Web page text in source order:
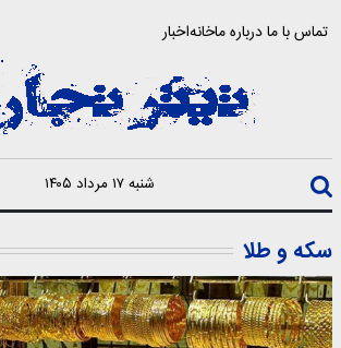
تماس با مادرباره ماخانهاخبار
شنبه ۱۷ مرداد ۱۴۰۵
سکه و طلا